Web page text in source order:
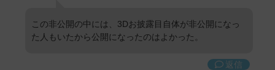
この非公開の中には、3Dお披露目自体が非公開になっ
た人もいたから公開になったのはよかった。
返信